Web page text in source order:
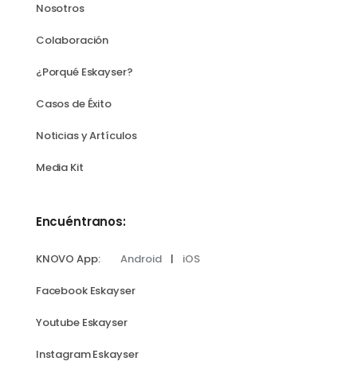
Nosotros
Colaboración
¿Porqué Eskayser?
Casos de Éxito
Noticias y Artículos
Media Kit
Encuéntranos:
KNOVO App:Android| iOS
Facebook Eskayser
Youtube Eskayser
Instagram Eskayser